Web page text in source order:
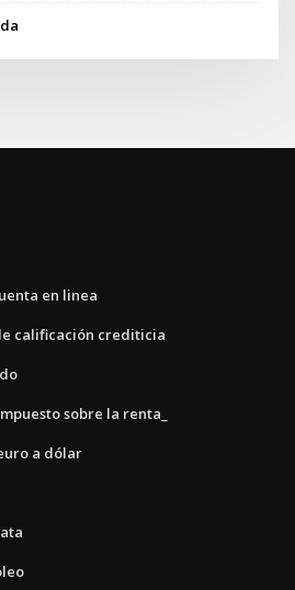
en linea
calificación crediticia
sobre la renta_
a dólar